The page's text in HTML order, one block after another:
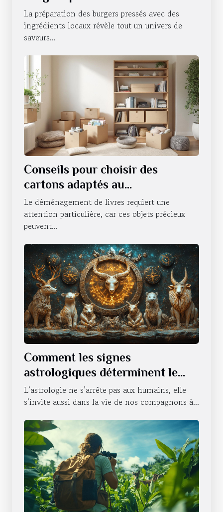
ingrédients locaux
La préparation des burgers pressés avec des
ingrédients locaux révèle tout un univers de
saveurs...
Conseils pour choisir des
cartons adaptés au
déménagement de livres
Le déménagement de livres requiert une
attention particulière, car ces objets précieux
peuvent...
Comment les signes
astrologiques déterminent le
caractère de nos animaux
domestiques
L’astrologie ne s’arrête pas aux humains, elle
s’invite aussi dans la vie de nos compagnons à...